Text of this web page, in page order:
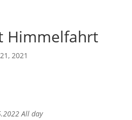
Himmelfahrt
2021
All day